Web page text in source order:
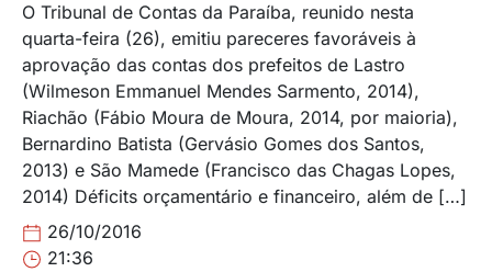
O Tribunal de Contas da Paraíba, reunido nesta
quarta-feira (26), emitiu pareceres favoráveis à
aprovação das contas dos prefeitos de Lastro
(Wilmeson Emmanuel Mendes Sarmento, 2014),
Riachão (Fábio Moura de Moura, 2014, por maioria),
Bernardino Batista (Gervásio Gomes dos Santos,
2013) e São Mamede (Francisco das Chagas Lopes,
2014) Déficits orçamentário e financeiro, além de […]
26/10/2016
21:36